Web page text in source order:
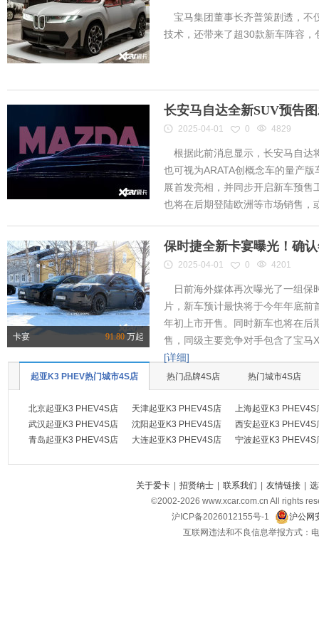
宝马集团董事长齐普策剧透，不
技术，还带来了超30款新车阵容
长安马自达全新SUV预告
2025-04-01 0 4829
根据此前消息显示，长安马自达
也可视为ARATA创概念车的量产
展首发亮相，并同步开启新车预售
也将在后期登陆欧洲等市场销售，
卡宴 91.80万起
保时捷全新卡宴曝光！确
2025-04-01 0 4201
日前海外媒体再次曝光了一组保
片，新车预计最快将于今年年底
年初上市开售。同时新车也将在后
售，同级主要竞争对手包含了宝马
[详细]
起亚K3 PHEV热门城市4S店 热门品牌4S店 热门城市4S店
北京起亚K3 PHEV4S店 天津起亚K3 PHEV4S店
上海起亚K3 PHEV4S
武汉起亚K3 PHEV4S店
沈阳起亚K3 PHEV4S店
西安起亚K3 PHEV4S
青岛起亚K3 PHEV4S店
大连起亚K3 PHEV4S店 宁波起亚K3 PHEV4S
关于爱卡 | 招贤纳士 | 联系我们 | 友情链接 |
©2002-2026 www.xcar.com.cn All rights
沪ICP备2026012155号-1
沪公网
互联网违法和不良信息举报方式：